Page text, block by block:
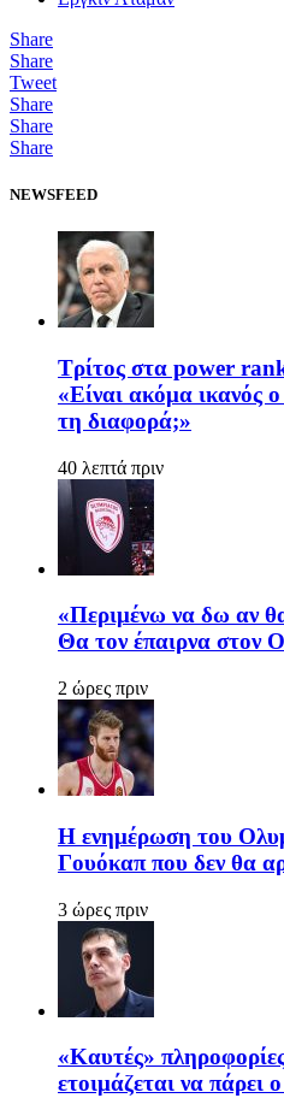
Share
Share
Tweet
Share
Share
Share
NEWSFEED
Τρίτος στα power
«Είναι ακόμα ικανός
τη διαφορά;»
40 λεπτά πριν
«Περιμένω να δω αν
Θα τον έπαιρνα στον
2 ώρες πριν
Η ενημέρωση του
Γουόκαπ που δεν θα
3 ώρες πριν
«Καυτές»
ετοιμάζεται να